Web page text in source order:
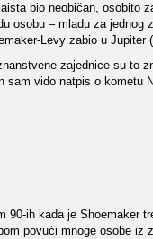
bio neobičan, osobito
osobu – mladu za jednog
Levy zabio u Jupiter
zajednice su to
vido natpis o kometu
ih kada je Shoemaker
povući mnoge osobe iz